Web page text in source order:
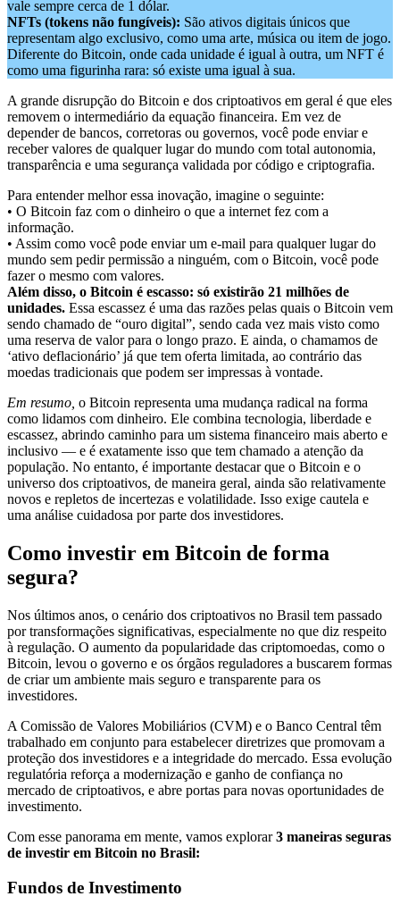
vale sempre cerca de 1 dólar.
NFTs (tokens não fungíveis): São ativos digitais únicos que
representam algo exclusivo, como uma arte, música ou item de jogo.
Diferente do Bitcoin, onde cada unidade é igual à outra, um NFT é
como uma figurinha rara: só existe uma igual à sua.
A grande disrupção do Bitcoin e dos criptoativos em geral é que eles
removem o intermediário da equação financeira. Em vez de
depender de bancos, corretoras ou governos, você pode enviar e
receber valores de qualquer lugar do mundo com total autonomia,
transparência e uma segurança validada por código e criptografia.
Para entender melhor essa inovação, imagine o seguinte:
• O Bitcoin faz com o dinheiro o que a internet fez com a
informação.
• Assim como você pode enviar um e-mail para qualquer lugar do
mundo sem pedir permissão a ninguém, com o Bitcoin, você pode
fazer o mesmo com valores.
Além disso, o Bitcoin é escasso: só existirão 21 milhões de
unidades. Essa escassez é uma das razões pelas quais o Bitcoin vem
sendo chamado de “ouro digital”, sendo cada vez mais visto como
uma reserva de valor para o longo prazo. E ainda, o chamamos de
‘ativo deflacionário’ já que tem oferta limitada, ao contrário das
moedas tradicionais que podem ser impressas à vontade.
Em resumo, o Bitcoin representa uma mudança radical na forma
como lidamos com dinheiro. Ele combina tecnologia, liberdade e
escassez, abrindo caminho para um sistema financeiro mais aberto e
inclusivo — e é exatamente isso que tem chamado a atenção da
população. No entanto, é importante destacar que o Bitcoin e o
universo dos criptoativos, de maneira geral, ainda são relativamente
novos e repletos de incertezas e volatilidade. Isso exige cautela e
uma análise cuidadosa por parte dos investidores.
Como investir em Bitcoin de forma
segura?
Nos últimos anos, o cenário dos criptoativos no Brasil tem passado
por transformações significativas, especialmente no que diz respeito
à regulação. O aumento da popularidade das criptomoedas, como o
Bitcoin, levou o governo e os órgãos reguladores a buscarem formas
de criar um ambiente mais seguro e transparente para os
investidores.
A Comissão de Valores Mobiliários (CVM) e o Banco Central têm
trabalhado em conjunto para estabelecer diretrizes que promovam a
proteção dos investidores e a integridade do mercado. Essa evolução
regulatória reforça a modernização e ganho de confiança no
mercado de criptoativos, e abre portas para novas oportunidades de
investimento.
Com esse panorama em mente, vamos explorar3 maneiras seguras
de investir em Bitcoin no Brasil:
Fundos de Investimento